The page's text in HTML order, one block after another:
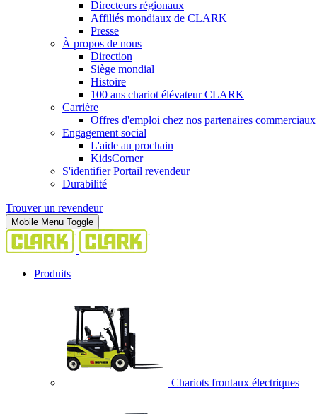
Directeurs régionaux
Affiliés mondiaux de CLARK
Presse
À propos de nous
Direction
Siège mondial
Histoire
100 ans chariot élévateur CLARK
Carrière
Offres d'emploi chez nos partenaires commerciaux
Engagement social
L'aide au prochain
KidsCorner
S'identifier Portail revendeur
Durabilité
Trouver un revendeur
Mobile Menu Toggle
Produits
Chariots frontaux électriques